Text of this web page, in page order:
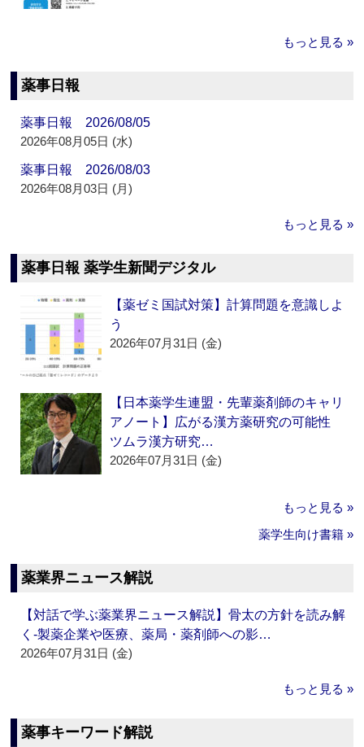
もっと見る »
薬事日報
薬事日報 2026/08/05
2026年08月05日 (水)
薬事日報 2026/08/03
2026年08月03日 (月)
もっと見る »
薬事日報 薬学生新聞デジタル
【薬ゼミ国試対策】計算問題を意識しよ
う
2026年07月31日 (金)
【日本薬学生連盟・先輩薬剤師のキャリ
アノート】広がる漢方薬研究の可能性
ツムラ漢方研究…
2026年07月31日 (金)
もっと見る »
薬学生向け書籍 »
薬業界ニュース解説
【対話で学ぶ薬業界ニュース解説】骨太の方針を読み解
く‐製薬企業や医療、薬局・薬剤師への影…
2026年07月31日 (金)
もっと見る »
薬事キーワード解説